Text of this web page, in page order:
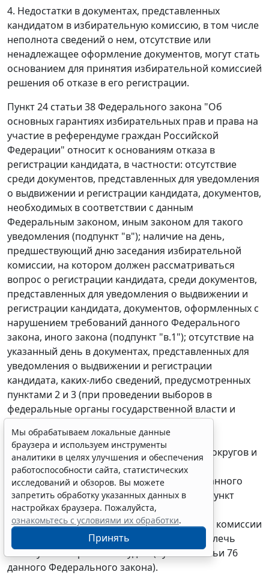
4. Недостатки в документах, представленных
кандидатом в избирательную комиссию, в том числе
неполнота сведений о нем, отсутствие или
ненадлежащее оформление документов, могут стать
основанием для принятия избирательной комиссией
решения об отказе в его регистрации.
Пункт 24 статьи 38 Федерального закона "Об
основных гарантиях избирательных прав и права на
участие в референдуме граждан Российской
Федерации" относит к основаниям отказа в
регистрации кандидата, в частности: отсутствие
среди документов, представленных для уведомления
о выдвижении и регистрации кандидата, документов,
необходимых в соответствии с данным
Федеральным законом, иным законом для такого
уведомления (подпункт "в"); наличие на день,
предшествующий дню заседания избирательной
комиссии, на котором должен рассматриваться
вопрос о регистрации кандидата, среди документов,
представленных для уведомления о выдвижении и
регистрации кандидата, документов, оформленных с
нарушением требований данного Федерального
закона, иного закона (подпункт "в.1"); отсутствие на
указанный день в документах, представленных для
уведомления о выдвижении и регистрации
кандидата, каких-либо сведений, предусмотренных
пунктами 2 и 3 (при проведении выборов в
федеральные органы государственной власти и
Российской Федерации, выборов глав
муниципальных районов, муниципальных округов и
городских округов также сведений,
предусмотренных пунктом 3.1) статьи 33 данного
Федерального закона, иным законом (подпункт
"в.2"). Если эти нарушения выявлены после
вступления в силу решения избирательной комиссии
о регистрации кандидата, то они могут повлечь
отмену такого решения судом (пункт 6 статьи 76
данного Федерального закона).
Мы обрабатываем локальные данные
браузера и используем инструменты
аналитики в целях улучшения и обеспечения
работоспособности сайта, статистических
исследований и обзоров. Вы можете
запретить обработку указанных данных в
настройках браузера. Пожалуйста,
ознакомьтесь с условиями их обработки.
Принять